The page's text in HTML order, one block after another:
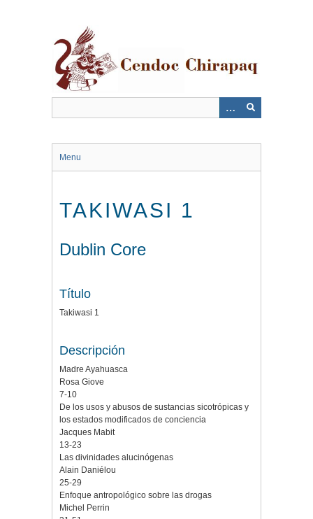
Menu
TAKIWASI 1
Dublin Core
Título
Takiwasi 1
Descripción
Madre Ayahuasca
Rosa Giove
7-10
De los usos y abusos de sustancias sicotrópicas y
los estados modificados de conciencia
Jacques Mabit
13-23
Las divinidades alucinógenas
Alain Daniélou
25-29
Enfoque antropológico sobre las drogas
Michel Perrin